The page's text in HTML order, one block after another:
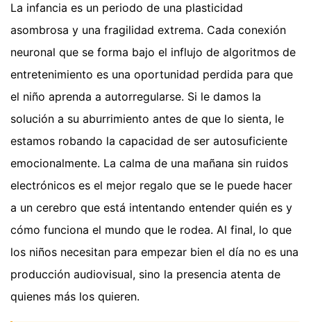
La infancia es un periodo de una plasticidad
asombrosa y una fragilidad extrema. Cada conexión
neuronal que se forma bajo el influjo de algoritmos de
entretenimiento es una oportunidad perdida para que
el niño aprenda a autorregularse. Si le damos la
solución a su aburrimiento antes de que lo sienta, le
estamos robando la capacidad de ser autosuficiente
emocionalmente. La calma de una mañana sin ruidos
electrónicos es el mejor regalo que se le puede hacer
a un cerebro que está intentando entender quién es y
cómo funciona el mundo que le rodea. Al final, lo que
los niños necesitan para empezar bien el día no es una
producción audiovisual, sino la presencia atenta de
quienes más los quieren.